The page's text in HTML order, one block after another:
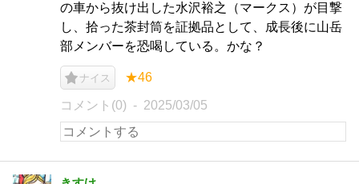
の車から抜け出した水沢裕之（マークス）が目撃
し、拾った茶封筒を証拠品として、成長後に山岳
部メンバーを恐喝している。かな？
ナイス ★46
コメント(0) 2025/03/05